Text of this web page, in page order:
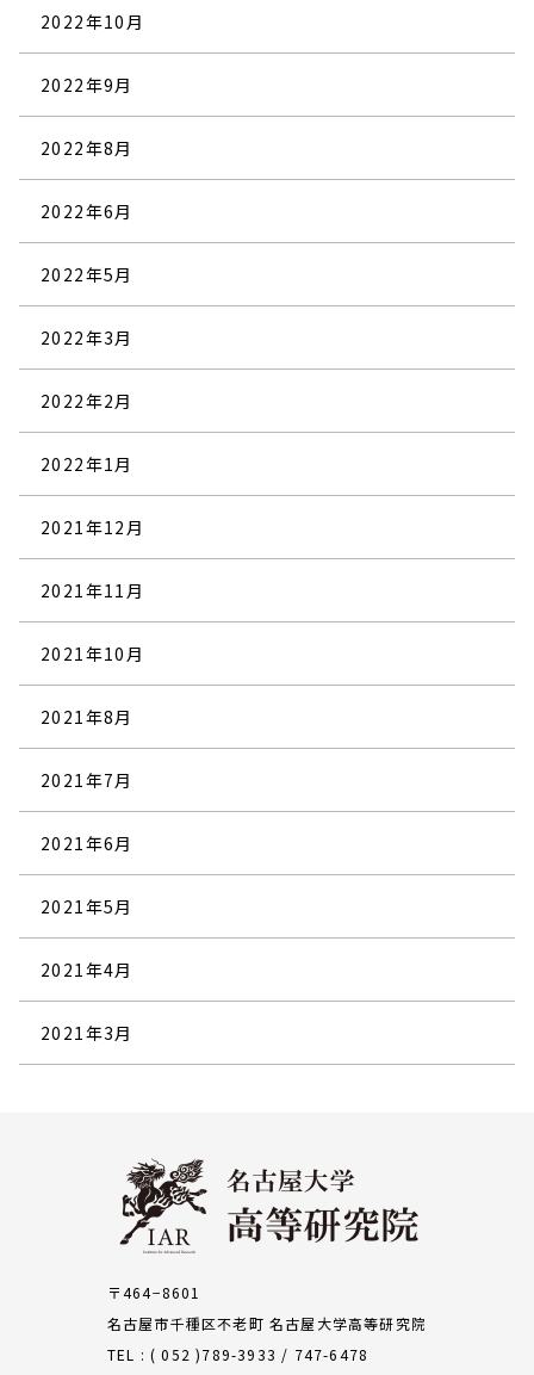
2022年10月
2022年9月
2022年8月
2022年6月
2022年5月
2022年3月
2022年2月
2022年1月
2021年12月
2021年11月
2021年10月
2021年8月
2021年7月
2021年6月
2021年5月
2021年4月
2021年3月
〒464−8601
名古屋市千種区不老町 名古屋大学高等研究院
TEL : ( 052 )789-3933 / 747-6478